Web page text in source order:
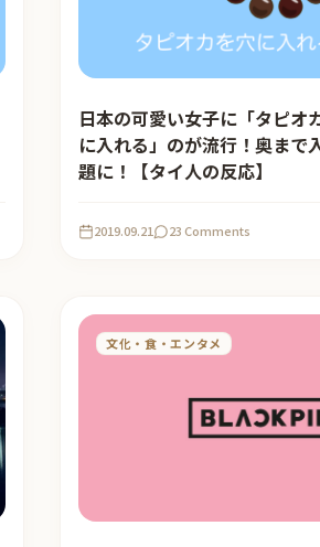
日本の可愛い女子に「タピオ
に入れる」のが流行！奥まで
題に！【タイ人の反応】
2019.09.21 23 Comments
文化・食・エンタメ